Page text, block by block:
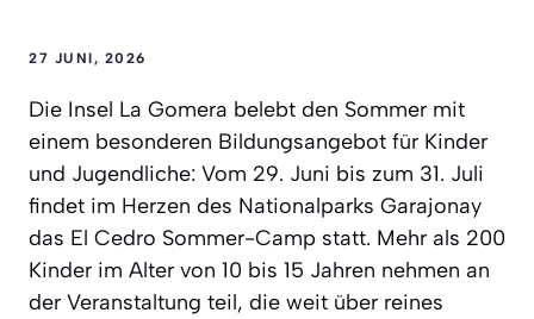
27 JUNI, 2026
Die Insel La Gomera belebt den Sommer mit
einem besonderen Bildungsangebot für Kinder
und Jugendliche: Vom 29. Juni bis zum 31. Juli
findet im Herzen des Nationalparks Garajonay
das El Cedro Sommer-Camp statt. Mehr als 200
Kinder im Alter von 10 bis 15 Jahren nehmen an
der Veranstaltung teil, die weit über reines